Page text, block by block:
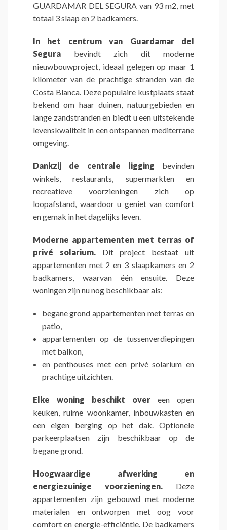
GUARDAMAR DEL SEGURA van 93 m2, met
totaal 3 slaap en 2 badkamers.
In het centrum van Guardamar del
Segura bevindt zich dit moderne
nieuwbouwproject, ideaal gelegen op maar 1
kilometer van de prachtige stranden van de
Costa Blanca. Deze populaire kustplaats staat
bekend om haar duinen, natuurgebieden en
lange zandstranden en biedt u een uitstekende
levenskwaliteit in een ontspannen mediterrane
omgeving.
Dankzij de centrale ligging bevinden
winkels, restaurants, supermarkten en
recreatieve voorzieningen zich op
loopafstand, waardoor u geniet van comfort
en gemak in het dagelijks leven.
Moderne appartementen met terras of
privé solarium. Dit project bestaat uit
appartementen met 2 en 3 slaapkamers en 2
badkamers, waarvan één ensuite. Deze
woningen zijn nu nog beschikbaar als:
begane grond appartementen met terras en
patio,
appartementen op de tussenverdiepingen
met balkon,
en penthouses met een privé solarium en
prachtige uitzichten.
Elke woning beschikt over een open
keuken, ruime woonkamer, inbouwkasten en
een eigen berging op het dak. Optionele
parkeerplaatsen zijn beschikbaar op de
begane grond.
Hoogwaardige afwerking en
energiezuinige voorzieningen. Deze
appartementen zijn gebouwd met moderne
materialen en ontworpen met oog voor
comfort en energie-efficiëntie. De badkamers